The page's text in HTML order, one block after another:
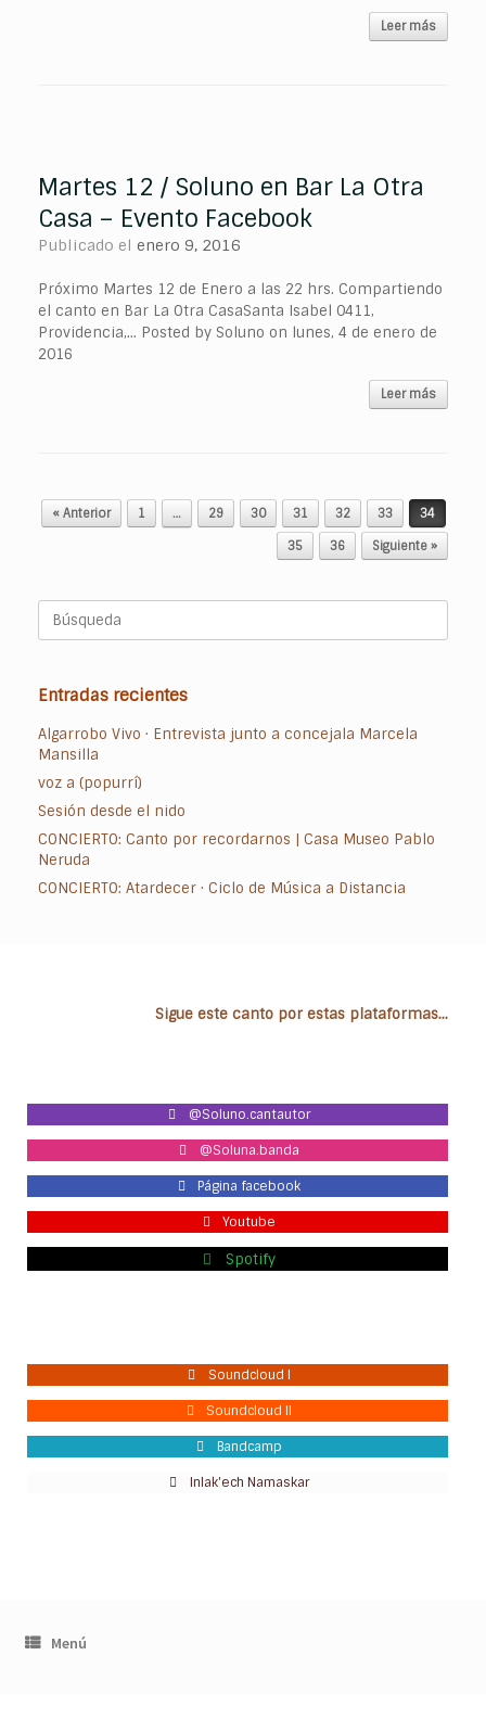
Leer más
Martes 12 / Soluno en Bar La Otra
Casa – Evento Facebook
Publicado el enero 9, 2016
Próximo Martes 12 de Enero a las 22 hrs. Compartiendo
el canto en Bar La Otra CasaSanta Isabel 0411,
Providencia,… Posted by Soluno on lunes, 4 de enero de
2016
Leer más
Navegador de artículos
« Anterior 1 … 29 30 31 32 33 34
35 36 Siguiente »
Buscar:
Entradas recientes
Algarrobo Vivo · Entrevista junto a concejala Marcela
Mansilla
voz a (popurrí)
Sesión desde el nido
CONCIERTO: Canto por recordarnos | Casa Museo Pablo
Neruda
CONCIERTO: Atardecer · Ciclo de Música a Distancia
Sigue este canto por estas plataformas...
@Soluno.cantautor
@Soluna.banda
Página facebook
Youtube
Spotify
Soundcloud I
Soundcloud II
Bandcamp
Inlak'ech Namaskar
Menú